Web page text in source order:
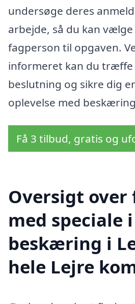
undersøge deres
arbejde, så du kan
fagperson til opgaven.
informeret kan du træffe
beslutning og sikre dig
oplevelse med
Få 3 tilbud, gratis og
Oversigt
med speciale i
beskæring i
hele Lejre